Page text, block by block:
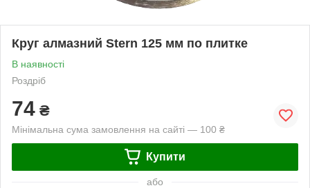
Круг алмазний Stern 125 мм по плитке
В наявності
Роздріб
74 ₴
Мінімальна сума замовлення на сайті — 100 ₴
Купити
або